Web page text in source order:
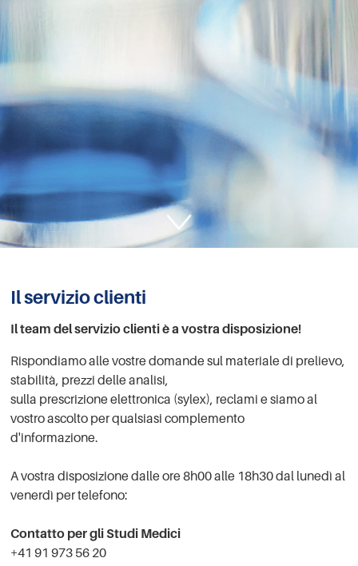
Il servizio clienti
Il team del servizio clienti è a vostra disposizione!
Rispondiamo alle vostre domande sul materiale di prelievo,
stabilità, prezzi delle analisi,
sulla prescrizione elettronica (sylex), reclami e siamo al
vostro ascolto per qualsiasi complemento
d'informazione.
A vostra disposizione dalle ore 8h00 alle 18h30 dal lunedì al
venerdì per telefono:
Contatto per gli Studi Medici
+41 91 973 56 20